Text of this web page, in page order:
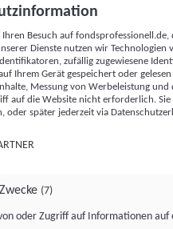
Messung von Werbeleistung
Zielgruppenforschung.
Kennungen (z. B. login-
Kennungen,
zusammen mit anderen
Browserinformationen,
Technologien usw.) auf
dort ausgelesen werden, um es
eine App oder einer Webseite
mehrere der hier aufgeführten
Besuch auf
Dienste nutzen wir Technologien
zufällig zugewiesene
Ihrem Gerät gespeichert oder
Messung von Werbeleistung
auf die Website nicht erforderlich.
oder später jederzeit via
(7)
oder Zugriff auf Informationen auf